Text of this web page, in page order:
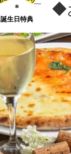
誕生日特典
◆